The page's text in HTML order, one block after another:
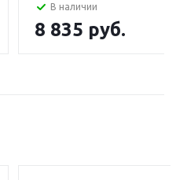
В наличии
8 835 руб.